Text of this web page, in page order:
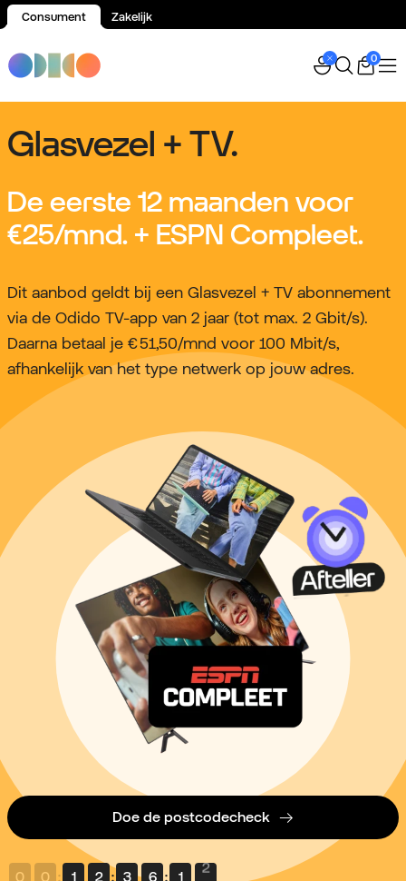
Consument Zakelijk
0
Glasvezel + TV.
De eerste 12 maanden voor
€25/mnd. + ESPN Compleet.
Dit aanbod geldt bij een Glasvezel + TV abonnement
via de Odido TV-app van 2 jaar (tot max. 2 Gbit/s).
Daarna betaal je € 51,50/mnd voor 100 Mbit/s,
afhankelijk van het type netwerk op jouw adres.
Doe de postcodecheck
0
0 : 1
2 : 3
6 : 1 1